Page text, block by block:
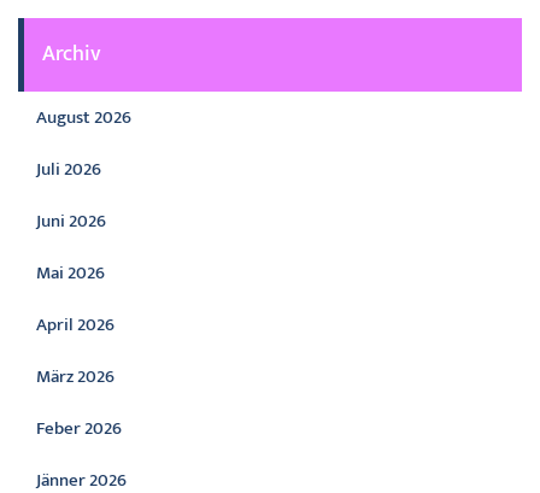
Archiv
August 2026
Juli 2026
Juni 2026
Mai 2026
April 2026
März 2026
Feber 2026
Jänner 2026